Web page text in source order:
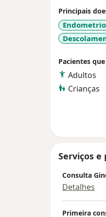
vaginal
mais eficaz,
clássica).
ultra-
Hipertrofia e
Implantes
Principais
Pacientes
Adultos
Crianças
Serviços e
Consulta
Detalhes
Primeira